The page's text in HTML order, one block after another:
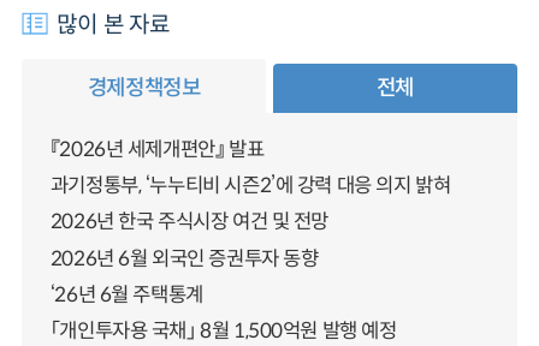
많이 본 자료
경제정책정보 전체
『2026년 세제개편안』 발표
과기정통부, ‘누누티비 시즌2’에 강력 대응 의지 밝혀
2026년 한국 주식시장 여건 및 전망
2026년 6월 외국인 증권투자 동향
‘26년 6월 주택통계
「개인투자용 국채」 8월 1,500억원 발행 예정